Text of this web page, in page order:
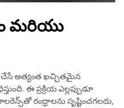
మరియు
చేసే అత్యంత ఖచ్చితమైన
ఈ ప్రక్రియ ఎల్లప్పుడూ
రంధ్రాలను సృష్టించగలదు,